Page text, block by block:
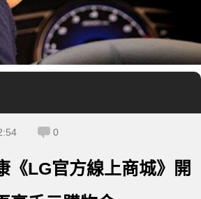
0
《LG官方線上商城》開